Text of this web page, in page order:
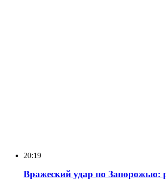
20:19
Вражеский удар по Запорожью: